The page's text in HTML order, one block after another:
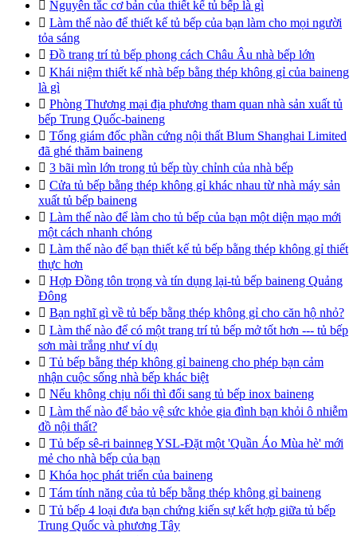
 Nguyên tắc cơ bản của thiết kế tủ bếp là gì
 Làm thế nào để thiết kế tủ bếp của bạn làm cho mọi người
tỏa sáng
 Đồ trang trí tủ bếp phong cách Châu Âu nhà bếp lớn
 Khái niệm thiết kế nhà bếp bằng thép không gỉ của baineng
là gì
 Phòng Thương mại địa phương tham quan nhà sản xuất tủ
bếp Trung Quốc-baineng
 Tổng giám đốc phần cứng nội thất Blum Shanghai Limited
đã ghé thăm baineng
 3 bãi mìn lớn trong tủ bếp tùy chỉnh của nhà bếp
 Cửa tủ bếp bằng thép không gỉ khác nhau từ nhà máy sản
xuất tủ bếp baineng
 Làm thế nào để làm cho tủ bếp của bạn một diện mạo mới
một cách nhanh chóng
 Làm thế nào để bạn thiết kế tủ bếp bằng thép không gỉ thiết
thực hơn
 Hợp Đồng tôn trọng và tín dụng lại-tủ bếp baineng Quảng
Đông
 Bạn nghĩ gì về tủ bếp bằng thép không gỉ cho căn hộ nhỏ?
 Làm thế nào để có một trang trí tủ bếp mở tốt hơn --- tủ bếp
sơn mài trắng như ví dụ
 Tủ bếp bằng thép không gỉ baineng cho phép bạn cảm
nhận cuộc sống nhà bếp khác biệt
 Nếu không chịu nổi thì đổi sang tủ bếp inox baineng
 Làm thế nào để bảo vệ sức khỏe gia đình bạn khỏi ô nhiễm
đồ nội thất?
 Tủ bếp sê-ri bainneg YSL-Đặt một 'Quần Áo Mùa hè' mới
mẻ cho nhà bếp của bạn
 Khóa học phát triển của baineng
 Tám tính năng của tủ bếp bằng thép không gỉ baineng
 Tủ bếp 4 loại đưa bạn chứng kiến sự kết hợp giữa tủ bếp
Trung Quốc và phương Tây